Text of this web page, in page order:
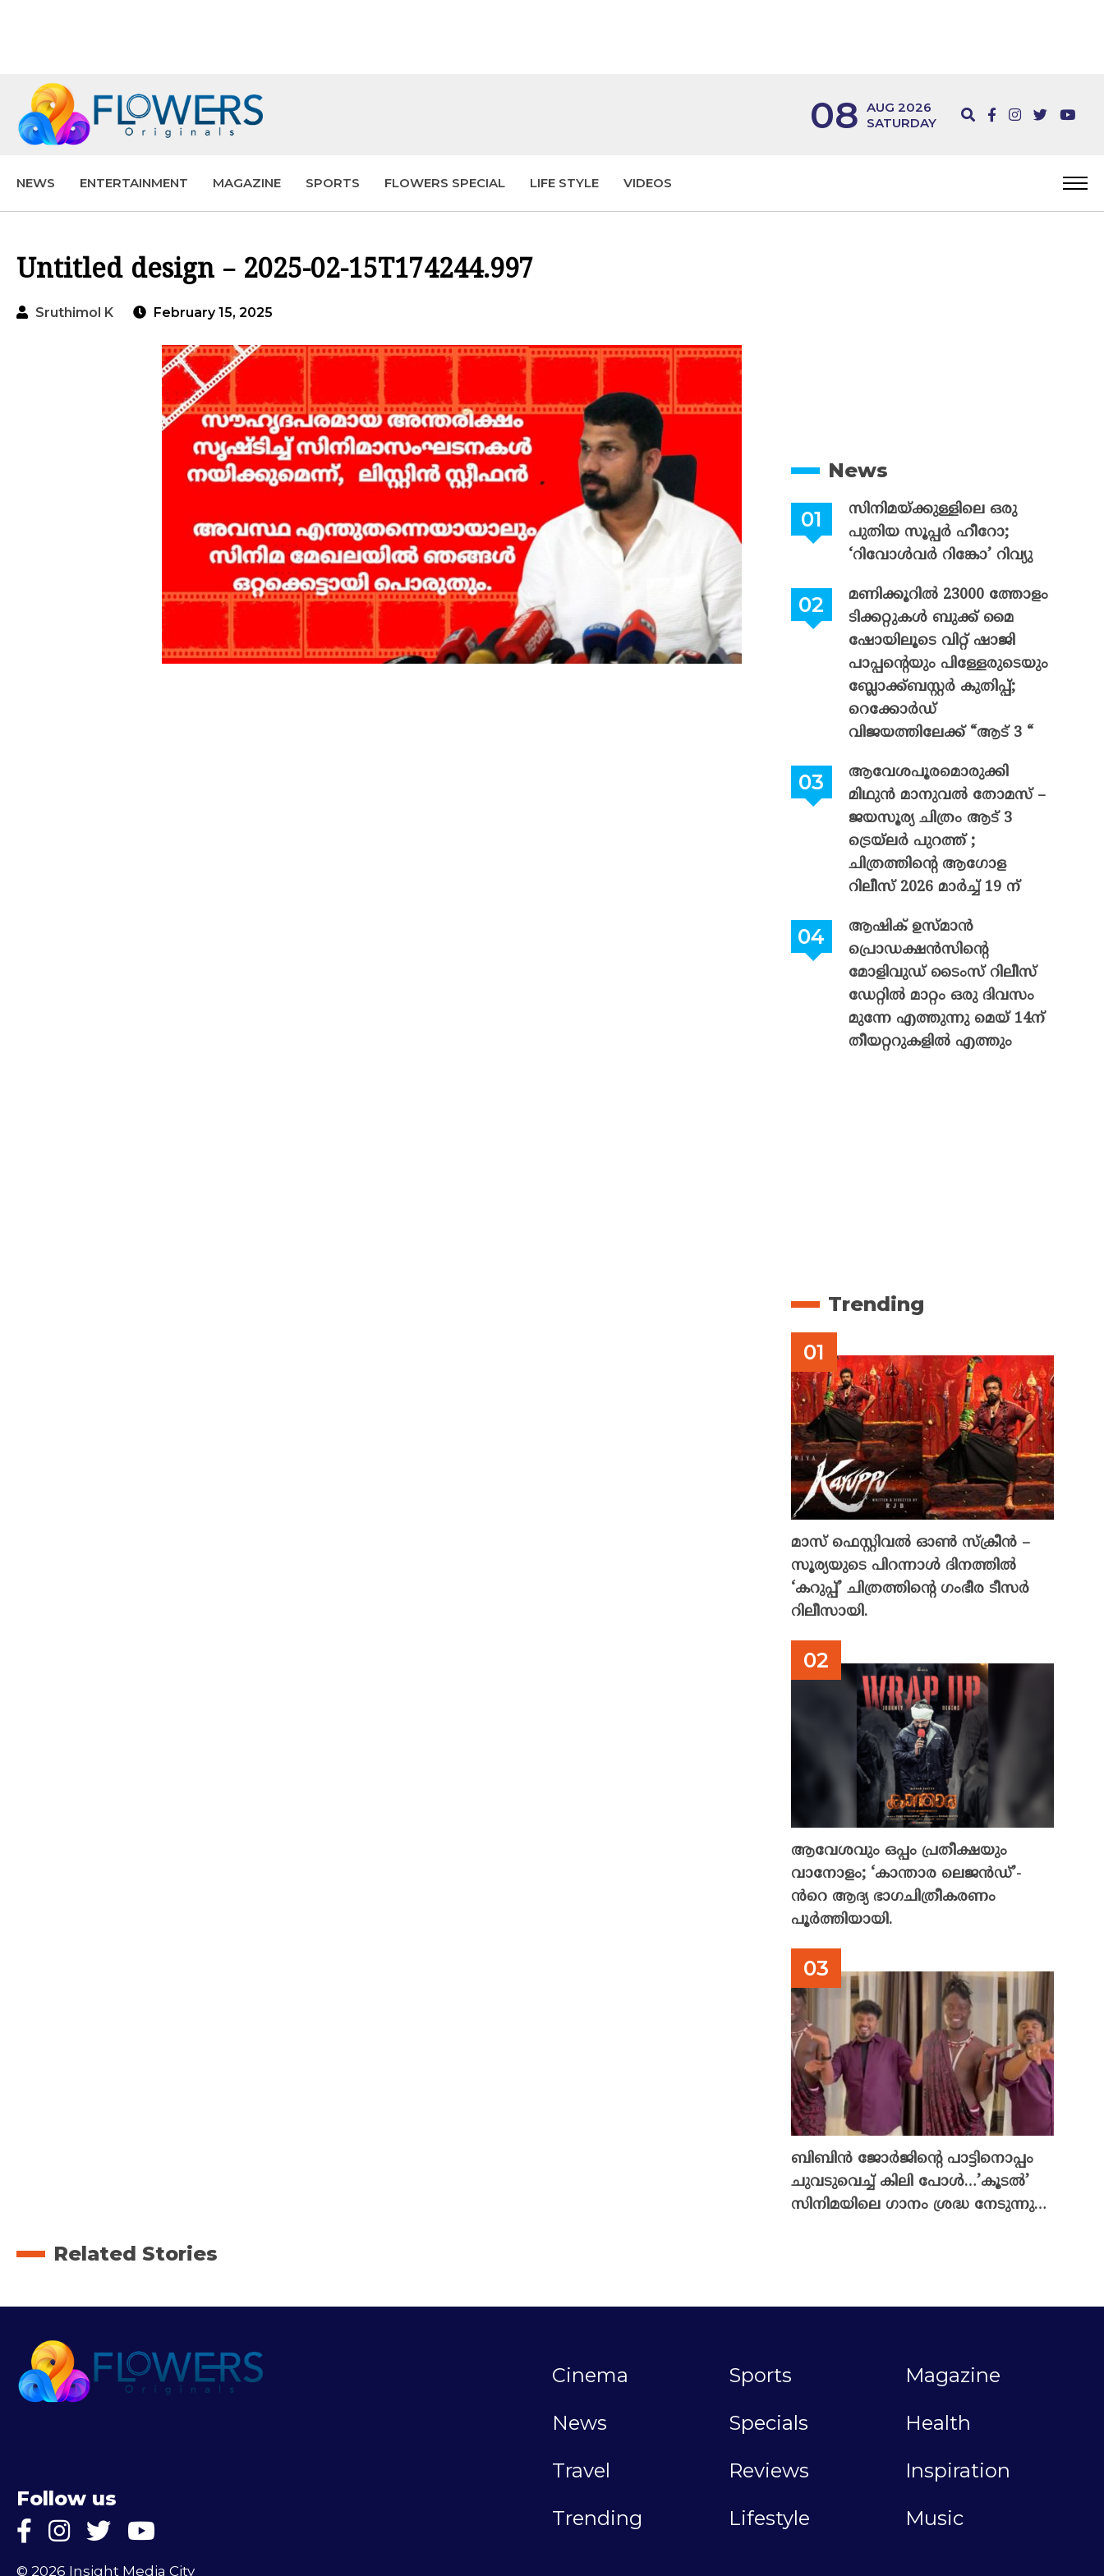
08 AUG 2026
SATURDAY
NEWS ENTERTAINMENT MAGAZINE SPORTS FLOWERS SPECIAL LIFE STYLE VIDEOS
Untitled design – 2025-02-15T174244.997
Sruthimol K February 15, 2025
News
സിനിമയ്ക്കുള്ളിലെ ഒരു
പുതിയ സൂപ്പർ ഹീറോ;
‘റിവോൾവർ റിങ്കോ’ റിവ്യു
മണിക്കൂറിൽ 23000 ത്തോളം
ടിക്കറ്റുകൾ ബുക്ക് മൈ
ഷോയിലൂടെ വിറ്റ് ഷാജി
പാപ്പന്റെയും പിള്ളേരുടെയും
ബ്ലോക്ക്ബസ്റ്റർ കുതിപ്പ്;
റെക്കോർഡ്
വിജയത്തിലേക്ക് “ആട് 3 “
ആവേശപൂരമൊരുക്കി
മിഥുൻ മാനുവൽ തോമസ് –
ജയസൂര്യ ചിത്രം ആട് 3
ട്രെയ്‌ലർ പുറത്ത് ;
ചിത്രത്തിന്റെ ആഗോള
റിലീസ് 2026 മാർച്ച് 19 ന്
ആഷിക് ഉസ്മാൻ
പ്രൊഡക്ഷൻസിന്റെ
മോളിവുഡ് ടൈംസ് റിലീസ്
ഡേറ്റിൽ മാറ്റം ഒരു ദിവസം
മുന്നേ എത്തുന്നു മെയ് 14ന്
തീയറ്ററുകളിൽ എത്തും
Trending
മാസ് ഫെസ്റ്റിവൽ ഓൺ സ്‌ക്രീൻ –
സൂര്യയുടെ പിറന്നാൾ ദിനത്തിൽ
‘കറുപ്പ്’ ചിത്രത്തിന്റെ ഗംഭീര ടീസർ
റിലീസായി.
ആവേശവും ഒപ്പം പ്രതീക്ഷയും
വാനോളം; ‘കാന്താര ലെജൻഡ്’-
ൻറെ ആദ്യ ഭാഗചിത്രീകരണം
പൂർത്തിയായി.
ബിബിൻ ജോർജിന്റെ പാട്ടിനൊപ്പം
ചുവടുവെച്ച് കിലി പോൾ…’കൂടൽ’
സിനിമയിലെ ഗാനം ശ്രദ്ധ നേടുന്നു…
Related Stories
Follow us
© 2026 Insight Media City
Cinema Sports
Magazine
News
Specials
Health
Travel
Reviews
Inspiration
Trending
Lifestyle Music